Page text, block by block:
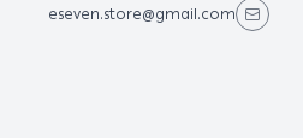
eseven.store@gmail.com